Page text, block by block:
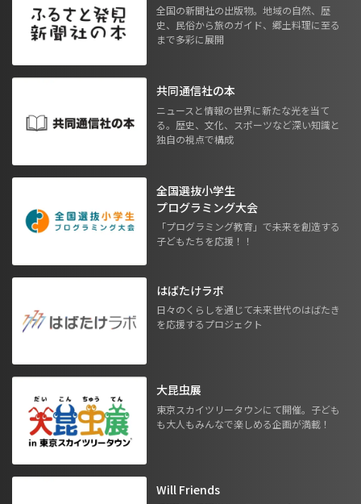
全国の新聞社の出版物。地域の自然、歴
史、民俗から旅のガイド、郷土料理に至る
まで多彩に展開
共同通信社の本
ニュースと情報の世界に新たな光を当て
る。歴史、文化、スポーツなど深い知識と
独自の視点で構成
全国選抜小学生
プログラミング大会
「プログラミング教育」で未来を創造する
子どもたちを応援！！
はばたけラボ
日々のくらしを通じて未来世代のはばたき
を応援するプロジェクト
大昆虫展
東京スカイツリータウンにて開催。子ども
も大人もみんなで楽しめる企画が満載！
Will Friends